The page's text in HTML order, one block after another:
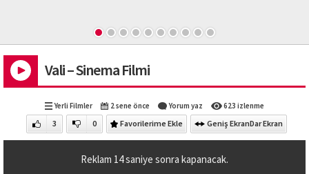
Vali – Sinema Filmi
Yerli Filmler 2 sene önce Yorum yaz 623 izlenme
3 0 Favorilerime Ekle Geniş EkranDar Ekran
Reklam 13saniye sonra kapanacak.